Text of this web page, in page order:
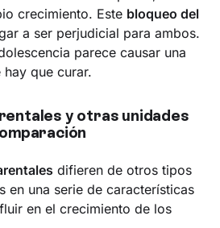
crecimiento. Este bloqueo del
a ser perjudicial para ambos.
parece causar una
que curar.
y otras unidades
difieren de otros tipos
en una serie de características
en el crecimiento de los